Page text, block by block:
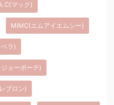
マック)
MiMC(エムアイエムシー)
ラ)
ョーボーテ)
ブロン)